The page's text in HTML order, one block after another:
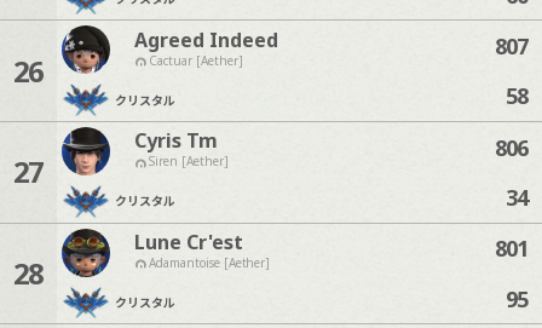
26
Agreed Indeed
Cactuar [Aether]
クリスタル
807
58
27
Cyris Tm
Siren [Aether]
クリスタル
806
34
28
Lune Cr'est
Adamantoise [Aether]
クリスタル
801
95